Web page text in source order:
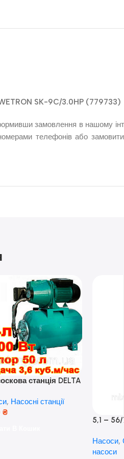
SK-9C/3.0HP (779733)
замовлення в нашому
телефонів або
станція DELTA
Польща)
, Насосні станції
₴
5,1 –
Насоси,
насоси